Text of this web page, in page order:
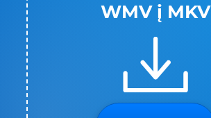
WMV į MKV